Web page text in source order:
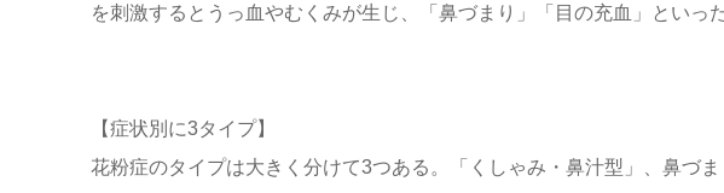
を刺激するとうっ血やむくみが生じ、「鼻づまり」「目の充血」といっ
【症状別に3タイプ】
花粉症のタイプは大きく分けて3つある。「くしゃみ・鼻汁型」、鼻づ